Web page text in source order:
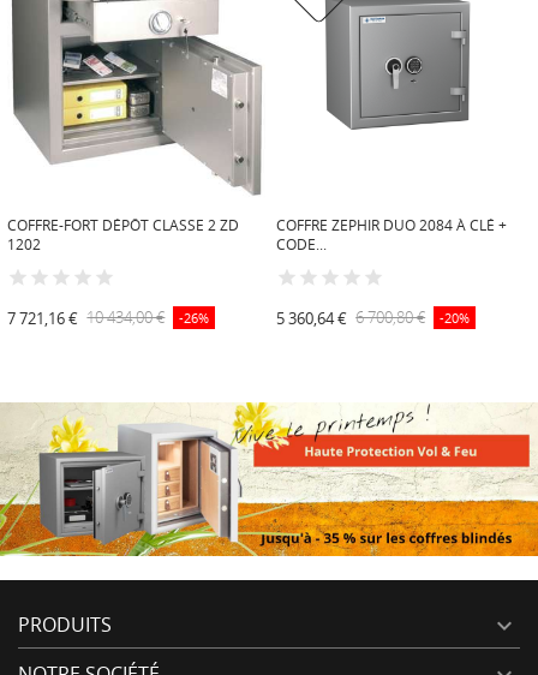
COFFRE-FORT DÉPÔT CLASSE 2 ZD
1202
7 721,16 € 10 434,00 € -26%
COFFRE ZEPHIR DUO 2084 À CLÉ +
CODE...
5 360,64 € 6 700,80 € -20%
PRODUITS 